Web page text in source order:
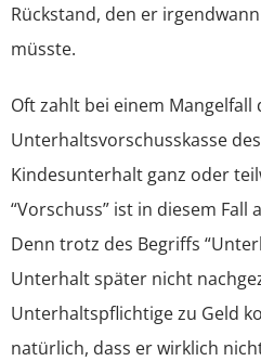
Rückstand, den er
müsste.
Oft zahlt bei einem Mangelfall
Unterhaltsvorschusskasse
Kindesunterhalt ganz oder
“Vorschuss” ist in diesem
Denn trotz des Begriffs
Unterhalt später nicht
Unterhaltspflichtige zu Geld
natürlich, dass er wirklich